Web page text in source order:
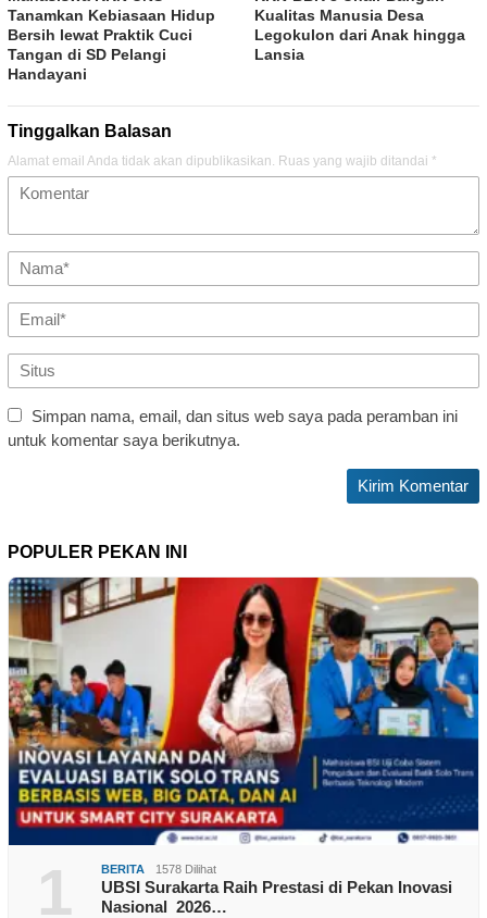
Tanamkan Kebiasaan Hidup
Bersih lewat Praktik Cuci
Tangan di SD Pelangi
Handayani
Kualitas Manusia Desa
Legokulon dari Anak hingga
Lansia
Tinggalkan Balasan
Alamat email Anda tidak akan dipublikasikan. Ruas yang wajib ditandai *
Simpan nama, email, dan situs web saya pada peramban ini
untuk komentar saya berikutnya.
POPULER PEKAN INI
1 BERITA 1578 Dilihat
UBSI Surakarta Raih Prestasi di Pekan Inovasi
Nasional 2026…